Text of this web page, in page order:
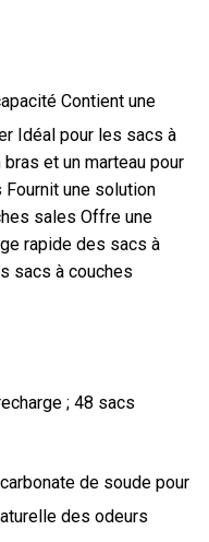
Contient une
Idéal pour les sacs à
et un marteau pour
une solution
sales Offre une
rapide des sacs à
sacs à couches
; 48 sacs
de soude pour
des odeurs